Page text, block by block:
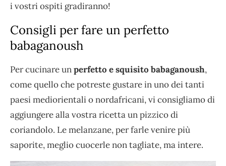
i vostri ospiti gradiranno!
Consigli per fare un perfetto
babaganoush
Per cucinare unperfetto e squisito babaganoush,
come quello che potreste gustare in uno dei tanti
paesi mediorientali o nordafricani, vi consigliamo di
aggiungere alla vostra ricetta un pizzico di
coriandolo. Le melanzane, per farle venire più
saporite, meglio cuocerle non tagliate, ma intere.